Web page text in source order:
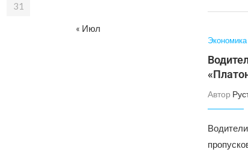
Экономика
Автор
31
« Июл